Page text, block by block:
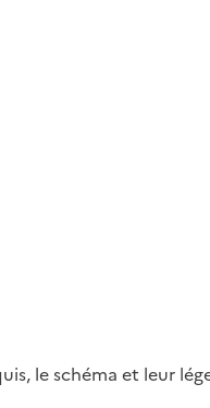
le schéma et leur